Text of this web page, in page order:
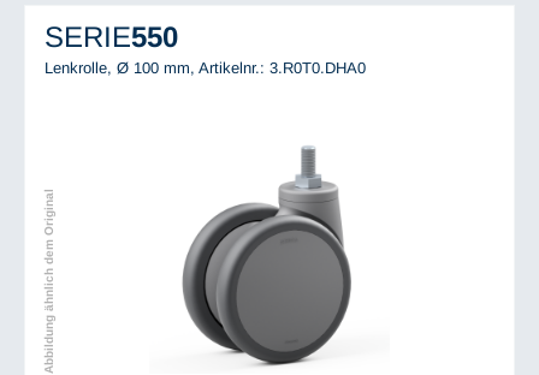
SERIE550
Lenkrolle, Ø 100 mm, Artikelnr.: 3.R0T0.DHA0
Abbildung ähnlich dem Original